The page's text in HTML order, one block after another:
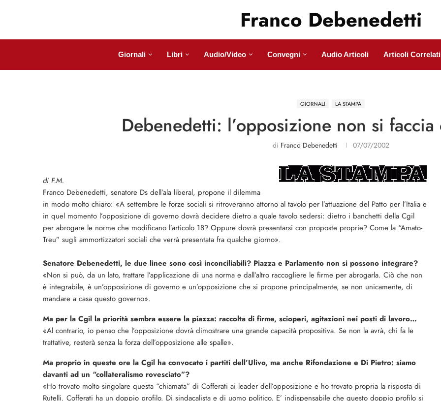
Franco Debenedetti
Giornali Libri Audio/Video Convegni Audio Articoli Articoli Correlati
GIORNALI LA STAMPA
Debenedetti: l’opposizione non si
di Franco Debenedetti 07/07/2002
di F.M.
Franco Debenedetti, se­natore Ds dell’ala libe­ral, propone il dilemma
in modo molto chiaro: «A set­tembre le forze sociali si ritroveranno attorno al ta­volo per l’attuazione del Patto per l’Italia e
in quel momento l’opposizione di governo dovrà decidere die­tro a quale tavolo sedersi: dietro i banchetti della Cgil
per abrogare le norme che modificano l’articolo 18? Oppure dovrà presentarsi con proposte proprie? Co­me la “Amato-
Treu” sugli ammortizzatori sociali che verrà presentata fra qual­che giorno».
Senatore Debenedetti, le due linee sono così inconciliabili? Piazza e Parlamento non si pos­sono integrare?
«Non si può, da un lato, trattare l’applicazione di una norma e dall’altro rac­cogliere le firme per abro­garla. Ciò che non
è integra­bile, è un’opposizione di governo e un’opposizione che si propone principal­mente, se non unicamente, di
mandare a casa questo governo».
Ma per la Cgil la priori­tà sembra essere la piazza: raccolta di fir­me, scioperi, agitazioni nei posti di lavoro…
«Al contrario, io penso che l’opposizione dovrà dimo­strare una grande capacità propositiva. Se non la avrà, chi fa le
trattative, resterà senza la forza dell’opposi­zione alle spalle».
Ma proprio in queste ore la Cgil ha convoca­to i partiti dell’Ulivo, ma anche Rifondazione e Di Pietro: siamo
davanti ad un “collateralismo rove­sciato”?
«Ho trovato molto singola­re questa “chiamata” di Cofferati ai leader dell’op­posizione e ho trovato pro­pria la risposta di
Rutelli. Cofferati ha un doppio pro­filo. Di sindacalista e di uomo politico. E’ indispen­sabile che questo doppio profilo si